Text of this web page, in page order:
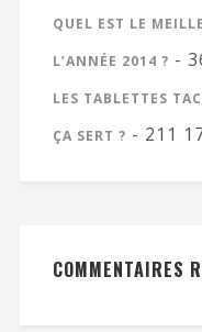
QUEL EST LE
L’ANNÉE 2014 ? -
LES TABLETTES
ÇA SERT ? - 211
COMMENTAIRES